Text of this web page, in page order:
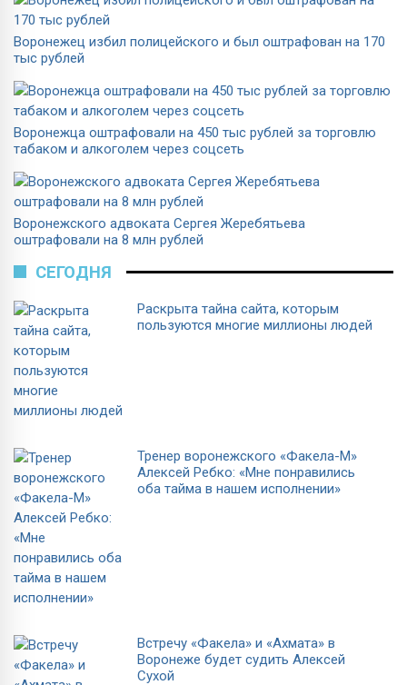
Воронежец избил полицейского и был оштрафован на 170
тыс рублей
Воронежца оштрафовали на 450 тыс рублей за торговлю
табаком и алкоголем через соцсеть
Воронежского адвоката Сергея Жеребятьева
оштрафовали на 8 млн рублей
СЕГОДНЯ
Раскрыта тайна сайта, которым
пользуются многие миллионы людей
Тренер воронежского «Факела-М»
Алексей Ребко: «Мне понравились
оба тайма в нашем исполнении»
Встречу «Факела» и «Ахмата» в
Воронеже будет судить Алексей
Сухой